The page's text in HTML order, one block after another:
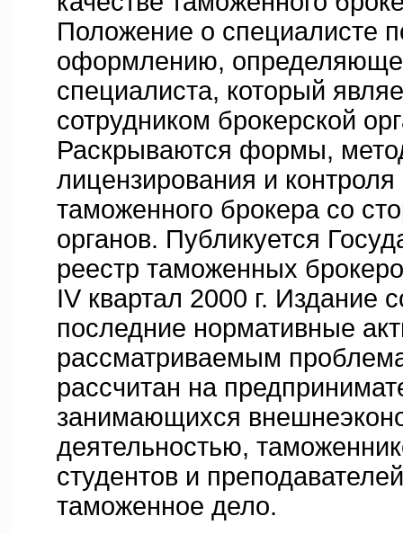
Положение о специалисте
оформлению,
специалиста, который
сотрудником брокерской
Раскрываются формы,
лицензирования и
таможенного брокера со
органов. Публикуется
реестр таможенных
IV квартал 2000 г. Издание
последние нормативные
рассматриваемым
рассчитан на
занимающихся
деятельностью,
студентов и
таможенное дело.